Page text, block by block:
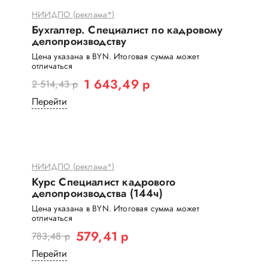
НИИДПО (реклама*)
Бухгалтер. Специалист по кадровому
делопроизводству
Цена указана в BYN. Итоговая сумма может
отличаться
2 514,43 р 1 643,49 р
Перейти
НИИДПО (реклама*)
Курс Специалист кадрового
делопроизводства (144ч)
Цена указана в BYN. Итоговая сумма может
отличаться
783,48 р 579,41 р
Перейти